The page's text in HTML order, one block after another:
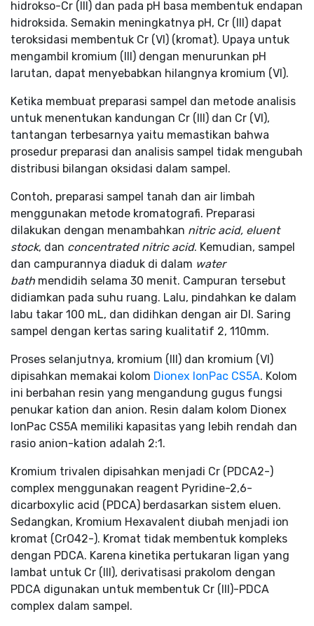
hidrokso-Cr (III) dan pada pH basa membentuk endapan
hidroksida. Semakin meningkatnya pH, Cr (III) dapat
teroksidasi membentuk Cr (VI) (kromat). Upaya untuk
mengambil kromium (III) dengan menurunkan pH
larutan, dapat menyebabkan hilangnya kromium (VI).
Ketika membuat preparasi sampel dan metode analisis
untuk menentukan kandungan Cr (III) dan Cr (VI),
tantangan terbesarnya yaitu memastikan bahwa
prosedur preparasi dan analisis sampel tidak mengubah
distribusi bilangan oksidasi dalam sampel.
Contoh, preparasi sampel tanah dan air limbah
menggunakan metode kromatografi. Preparasi
dilakukan dengan menambahkan nitric acid, eluent
stock, dan concentrated nitric acid. Kemudian, sampel
dan campurannya diaduk di dalam water
bath mendidih selama 30 menit. Campuran tersebut
didiamkan pada suhu ruang. Lalu, pindahkan ke dalam
labu takar 100 mL, dan didihkan dengan air DI. Saring
sampel dengan kertas saring kualitatif 2, 110mm.
Proses selanjutnya, kromium (III) dan kromium (VI)
dipisahkan memakai kolom Dionex IonPac CS5A. Kolom
ini berbahan resin yang mengandung gugus fungsi
penukar kation dan anion. Resin dalam kolom Dionex
IonPac CS5A memiliki kapasitas yang lebih rendah dan
rasio anion-kation adalah 2:1.
Kromium trivalen dipisahkan menjadi Cr (PDCA2-)
complex menggunakan reagent Pyridine-2,6-
dicarboxylic acid (PDCA) berdasarkan sistem eluen.
Sedangkan, Kromium Hexavalent diubah menjadi ion
kromat (CrO42-). Kromat tidak membentuk kompleks
dengan PDCA. Karena kinetika pertukaran ligan yang
lambat untuk Cr (III), derivatisasi prakolom dengan
PDCA digunakan untuk membentuk Cr (III)-PDCA
complex dalam sampel.